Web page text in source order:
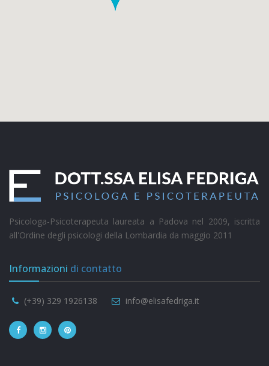
Psicologa-Psicoterapeuta laureata a Padova nel 2009, iscritta
all'Ordine degli psicologi della Lombardia da maggio 2011
Informazioni di contatto
(+39) 329 1926138 info@elisafedriga.it